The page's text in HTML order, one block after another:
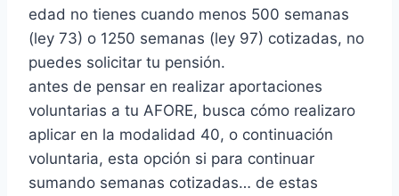
edad no tienes cuando menos 500 semanas
(ley 73) o 1250 semanas (ley 97) cotizadas, no
puedes solicitar tu pensión.
antes de pensar en realizar aportaciones
voluntarias a tu AFORE, busca cómo realizaro
aplicar en la modalidad 40, o continuación
voluntaria, esta opción si para continuar
sumando semanas cotizadas… de estas